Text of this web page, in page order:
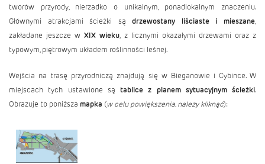
tworów przyrody, nierzadko o unikalnym, ponadlokalnym znaczeniu.
Głównymi atrakcjami ścieżki sądrzewostany liściaste i mieszane,
zakładane jeszcze wXIX wieku, z licznymi okazałymi drzewami oraz z
typowym, piętrowym układem roślinności leśnej.
Wejścia na trasę przyrodniczą znajdują się w Bieganowie i Cybince. W
miejscach tych ustawione są tablice z planem sytuacyjnym ścieżki.
Obrazuje to poniższa mapka (w celu powiększenia, należy kliknąć):